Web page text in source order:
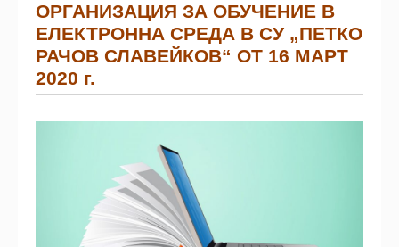
ОРГАНИЗАЦИЯ ЗА ОБУЧЕНИЕ В
ЕЛЕКТРОННА СРЕДА В СУ „ПЕТКО
РАЧОВ СЛАВЕЙКОВ“ ОТ 16 МАРТ
2020 г.